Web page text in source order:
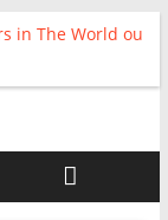
in The World ou
vieux pots
: Tyler Ballgame